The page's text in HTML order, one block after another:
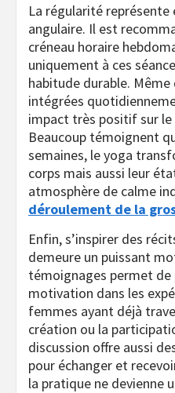
La régularité
angulaire. Il est
créneau horaire
uniquement à ces
habitude durable.
intégrées
impact très positif sur le
Beaucoup témoignent
semaines, le yoga
corps mais aussi leur
atmosphère de calme
déroulement de la
Enfin, s’inspirer des
demeure un puissant
témoignages permet de
motivation dans les
femmes ayant déjà
création ou la
discussion offre aussi
pour échanger et
la pratique ne devienne